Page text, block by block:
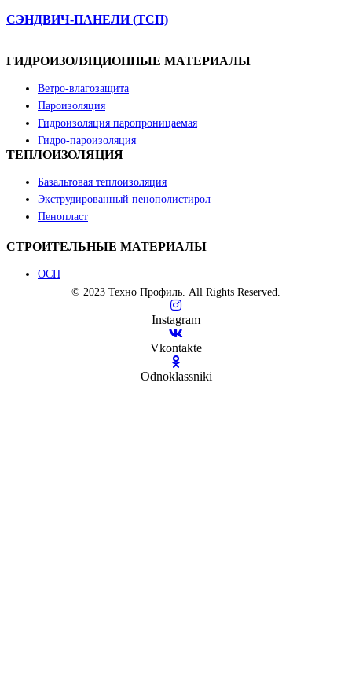
СЭНДВИЧ-ПАНЕЛИ (ТСП)
ГИДРОИЗОЛЯЦИОННЫЕ МАТЕРИАЛЫ
Ветро-влагозащита
Пароизоляция
Гидроизоляция паропроницаемая
Гидро-пароизоляция
ТЕПЛОИЗОЛЯЦИЯ
Базальтовая теплоизоляция
Экструдированный пенополистирол
Пенопласт
СТРОИТЕЛЬНЫЕ МАТЕРИАЛЫ
ОСП
© 2023 Техно Профиль. All Rights Reserved.
Instagram
Vkontakte
Odnoklassniki